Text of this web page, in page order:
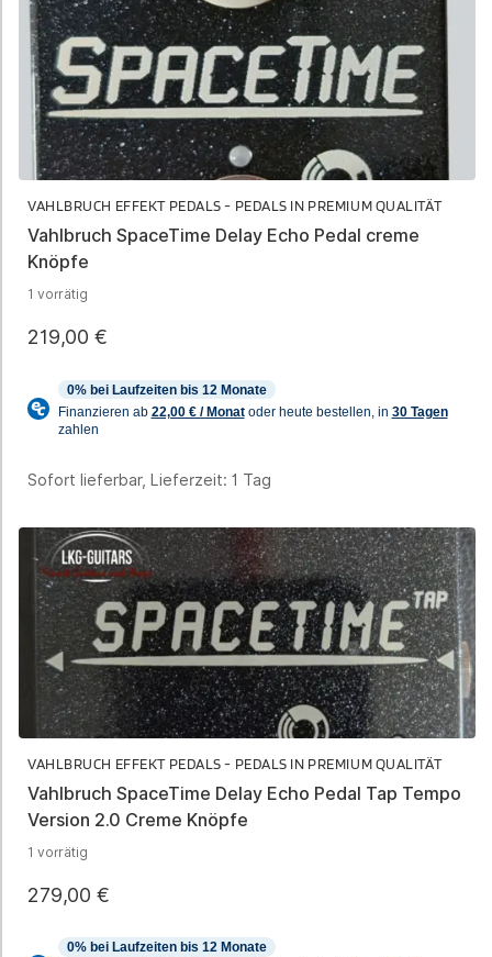
VAHLBRUCH EFFEKT PEDALS - PEDALS IN PREMIUM QUALITÄT
Vahlbruch SpaceTime Delay Echo Pedal creme
Knöpfe
1 vorrätig
219,00 €
Sofort lieferbar, Lieferzeit: 1 Tag
VAHLBRUCH EFFEKT PEDALS - PEDALS IN PREMIUM QUALITÄT
Vahlbruch SpaceTime Delay Echo Pedal Tap Tempo
Version 2.0 Creme Knöpfe
1 vorrätig
279,00 €